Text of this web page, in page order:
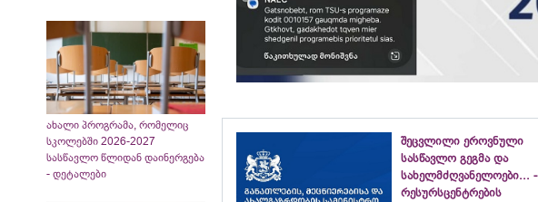
ახალი პროგრამა, რომელიც
სკოლებში 2026-2027
სასწავლო წლიდან დაინერგება
- დეტალები
შეცვლილი ეროვნული
სასწავლო გეგმა და
სახელმძღვანელოები... -
რესურსცენტრების